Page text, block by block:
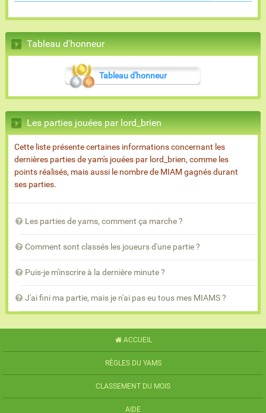
Tableau d'honneur
Tableau d'honneur
Les parties jouées par lord_brien
Cette liste présente certaines informations concernant les
dernières parties de yam's jouées par lord_brien, comme les
points réalisés, mais aussi le nombre de MIAM gagnés durant
ses parties.
Les parties de yams, comment ça marche ?
Comment sont classés les joueurs d'une partie ?
Puis-je m'inscrire à la dernière minute ?
J'ai fini ma partie, mais je n'ai pas eu tous mes MIAMS ?
ACCUEIL
RÈGLES DU YAMS
CLASSEMENT DU MOIS
AIDE